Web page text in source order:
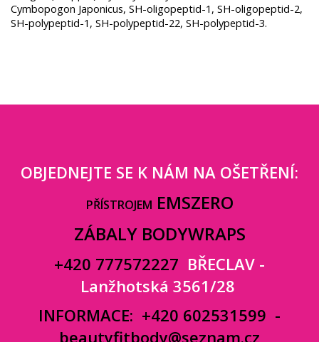
Cymbopogon Japonicus, SH-oligopeptid-1, SH-oligopeptid-2,
SH-polypeptid-1, SH-polypeptid-22, SH-polypeptid-3.
OBJEDNEJTE SE K NÁM NA OŠETŘENÍ:
PŘÍSTROJEM EMSZERO
ZÁBALY BODYWRAPS
+420 777572227 BŘECLAV -
Lanžhotská 3561/28
INFORMACE: +420 602531599 -
beautyfitbody@seznam.cz